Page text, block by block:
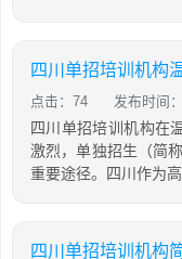
点击：74 发布时间
四川单招培训机构在
激烈，单独招生（简
重要途径。四川作为